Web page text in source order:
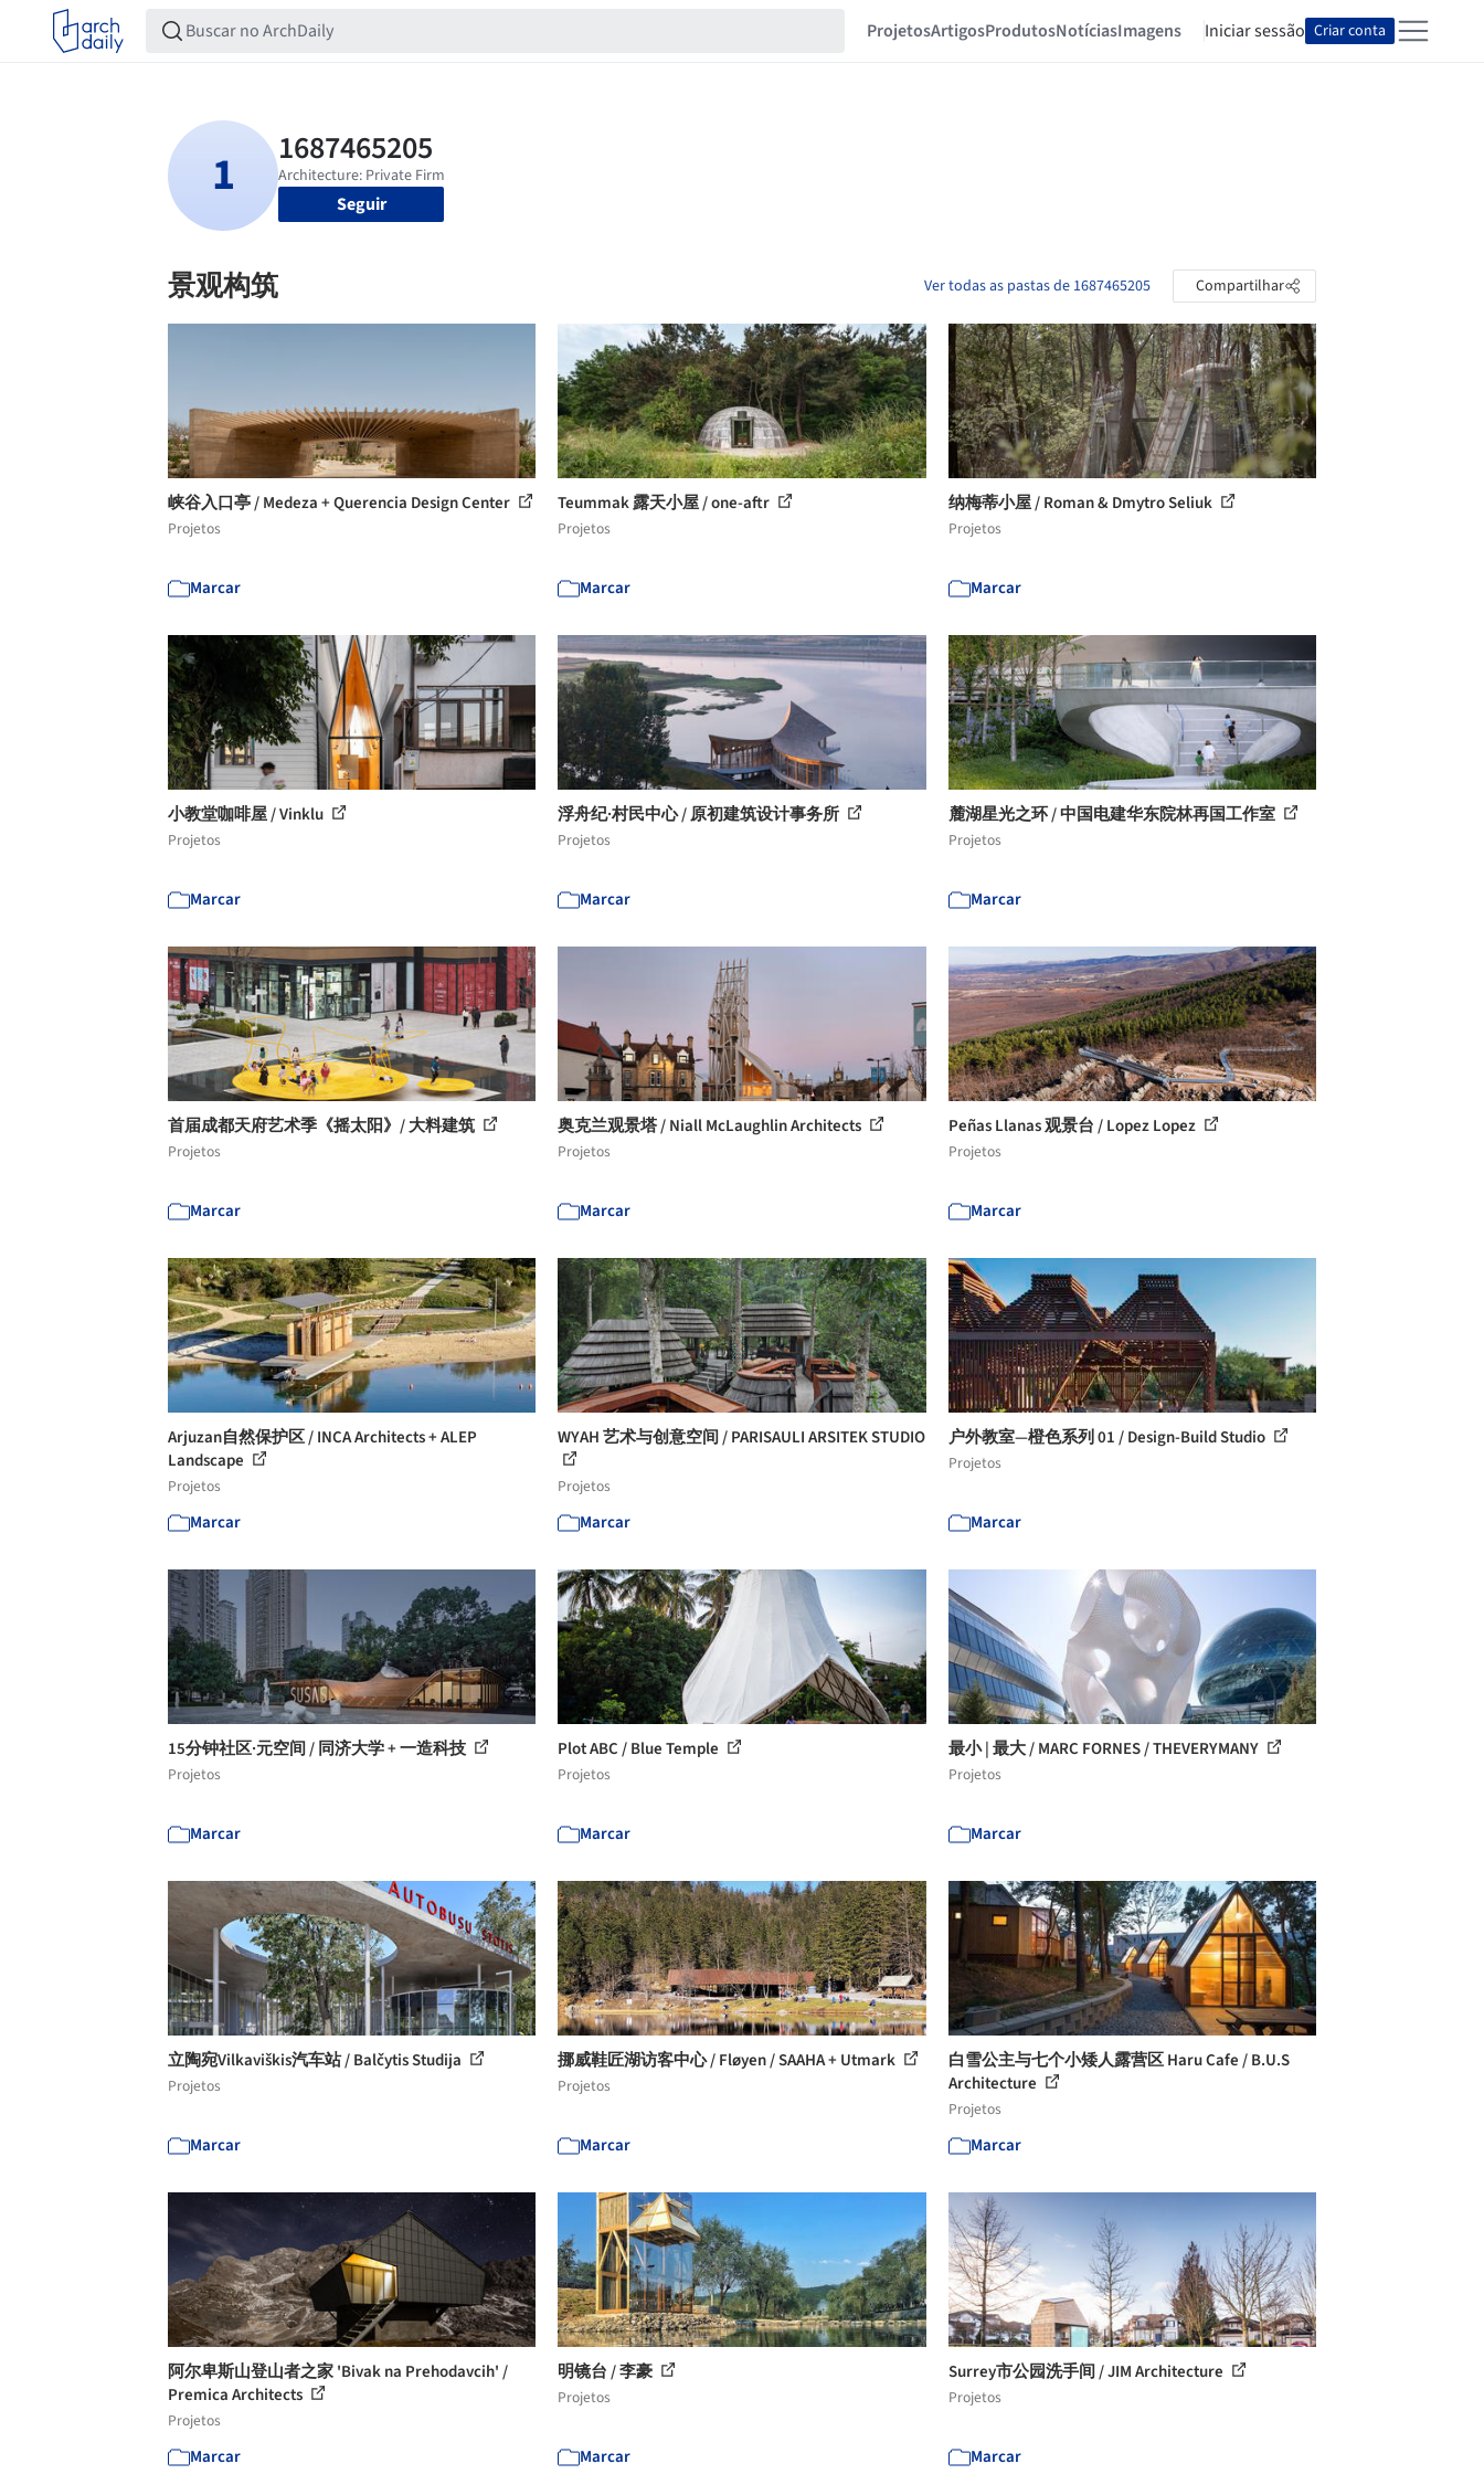
ProjetosArtigosProdutosNotíciasImagens Iniciar sessão Criar conta
Seguir
景观构筑 Ver todas as pastas de 1687465205 Compartilhar
峡谷入口亭 / Medeza + Querencia Design Center
Projetos
Marcar
Teummak 露天小屋 / one-aftr
Projetos
Marcar
纳梅蒂小屋 / Roman & Dmytro Seliuk
Projetos
Marcar
小教堂咖啡屋 / Vinklu
Projetos
Marcar
浮舟纪·村民中心 / 原初建筑设计事务所
Projetos
Marcar
麓湖星光之环 / 中国电建华东院林再国工作室
Projetos
Marcar
首届成都天府艺术季《摇太阳》/ 大料建筑
Projetos
Marcar
奥克兰观景塔 / Niall McLaughlin Architects
Projetos
Marcar
Peñas Llanas 观景台 / Lopez Lopez
Projetos
Marcar
Arjuzan自然保护区 / INCA Architects + ALEP
Landscape
Projetos
Marcar
WYAH 艺术与创意空间 / PARISAULI ARSITEK STUDIO
Projetos
Marcar
户外教室—橙色系列 01 / Design-Build Studio
Projetos
Marcar
15分钟社区·元空间 / 同济大学 + 一造科技
Projetos
Marcar
Plot ABC / Blue Temple
Projetos
Marcar
最小 | 最大 / MARC FORNES / THEVERYMANY
Projetos
Marcar
立陶宛Vilkaviškis汽车站 / Balčytis Studija
Projetos
Marcar
挪威鞋匠湖访客中心 / Fløyen / SAAHA + Utmark
Projetos
Marcar
白雪公主与七个小矮人露营区 Haru Cafe / B.U.S
Architecture
Projetos
Marcar
阿尔卑斯山登山者之家 'Bivak na Prehodavcih' /
Premica Architects
Projetos
Marcar
明镜台 / 李豪
Projetos
Marcar
Surrey市公园洗手间 / JIM Architecture
Projetos
Marcar